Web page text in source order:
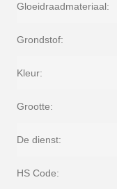
Gloeidraadmateriaal:
Grondstof:
Kleur:
Grootte:
De dienst:
HS Code: